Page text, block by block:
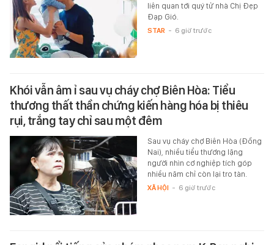
liên quan tới quý tử nhà Chị Đẹp
Đạp Gió.
STAR - 6 giờ trước
Khói vẫn âm ỉ sau vụ cháy chợ Biên Hòa: Tiểu
thương thất thần chứng kiến hàng hóa bị thiêu
rụi, trắng tay chỉ sau một đêm
Sau vụ cháy chợ Biên Hòa (Đồng
Nai), nhiều tiểu thương lặng
người nhìn cơ nghiệp tích góp
nhiều năm chỉ còn lại tro tàn.
XÃ HỘI - 6 giờ trước